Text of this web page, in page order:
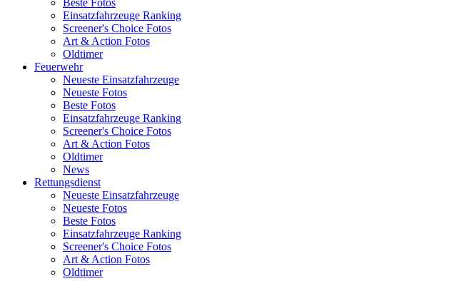
Beste Fotos
Einsatzfahrzeuge Ranking
Screener's Choice Fotos
Art & Action Fotos
Oldtimer
Feuerwehr
Neueste Einsatzfahrzeuge
Neueste Fotos
Beste Fotos
Einsatzfahrzeuge Ranking
Screener's Choice Fotos
Art & Action Fotos
Oldtimer
News
Rettungsdienst
Neueste Einsatzfahrzeuge
Neueste Fotos
Beste Fotos
Einsatzfahrzeuge Ranking
Screener's Choice Fotos
Art & Action Fotos
Oldtimer